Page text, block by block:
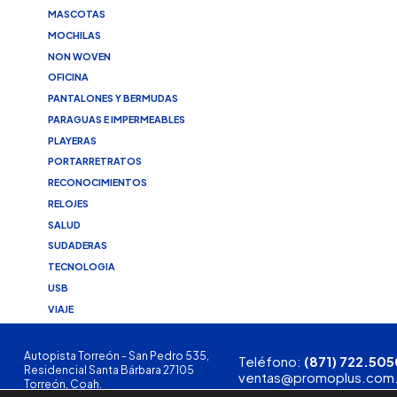
MASCOTAS
MOCHILAS
NON WOVEN
OFICINA
PANTALONES Y BERMUDAS
PARAGUAS E IMPERMEABLES
PLAYERAS
PORTARRETRATOS
RECONOCIMIENTOS
RELOJES
SALUD
SUDADERAS
TECNOLOGIA
USB
VIAJE
Autopista Torreón - San Pedro 535,
Residencial Santa Bárbara 27105
Torreón, Coah.
Teléfono: (871)